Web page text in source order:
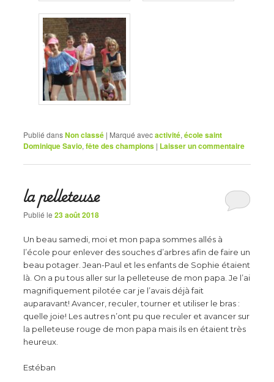
Publié dansNon classé | Marqué avecactivité,école saint
Dominique Savio,fête des champions | Laisser un commentaire
la pelleteuse
Publié le23 août 2018
Un beau samedi, moi et mon papa sommes allés à
l’école pour enlever des souches d’arbres afin de faire un
beau potager. Jean-Paul et les enfants de Sophie étaient
là. On a pu tous aller sur la pelleteuse de mon papa. Je l’ai
magnifiquement pilotée car je l’avais déjà fait
auparavant! Avancer, reculer, tourner et utiliser le bras :
quelle joie! Les autres n’ont pu que reculer et avancer sur
la pelleteuse rouge de mon papa mais ils en étaient très
heureux.
Estéban